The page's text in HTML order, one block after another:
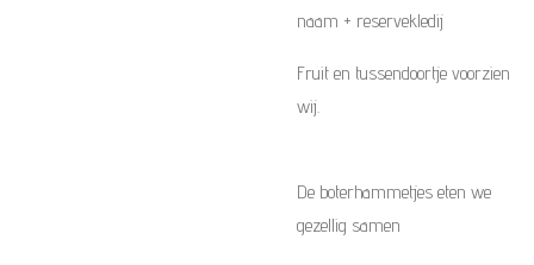
naam + reservekledij
Fruit en tussendoortje voorzien
wij.
De boterhammetjes eten we
gezellig samen